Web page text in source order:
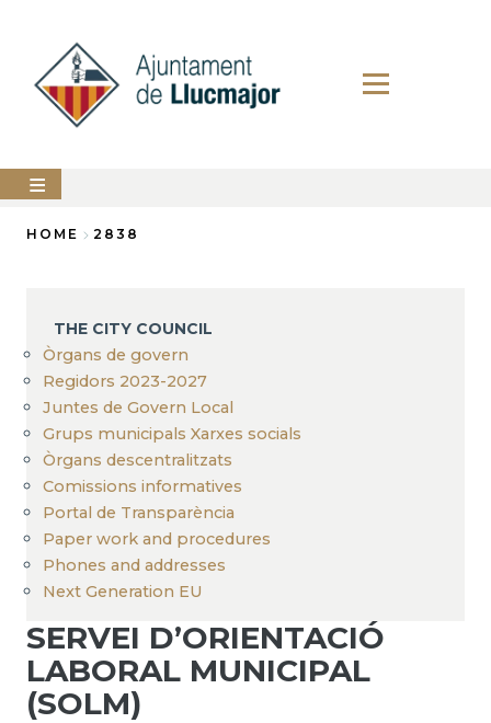
content
The
city
Services
PERFIL
DEL
CONTRACTANT
ANUNCIS
HOME 2838
THE CITY COUNCIL
Òrgans de govern
Regidors 2023-2027
Juntes de Govern Local
Grups municipals Xarxes socials
Òrgans descentralitzats
Comissions informatives
Portal de Transparència
Paper work and procedures
Phones and addresses
Next Generation EU
SERVEI D’ORIENTACIÓ
LABORAL MUNICIPAL
(SOLM)